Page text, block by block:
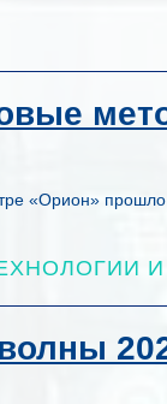
«Орион» прошло